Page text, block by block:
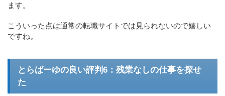
ます。
こういった点は通常の転職サイトでは見られないので嬉しい
ですね。
とらばーゆの良い評判6：残業なしの仕事を探せ
た